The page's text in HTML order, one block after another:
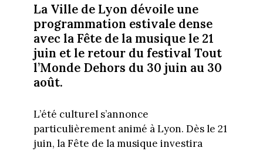
La Ville de Lyon dévoile une
programmation estivale dense
avec la Fête de la musique le 21
juin et le retour du festival Tout
l’Monde Dehors du 30 juin au 30
août.
L’été culturel s’annonce
particulièrement animé à Lyon. Dès le 21
juin, la Fête de la musique investira